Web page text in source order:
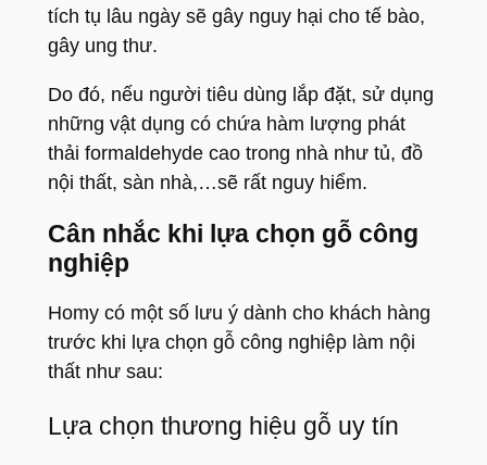
tích tụ lâu ngày sẽ gây nguy hại cho tế bào,
gây ung thư.
Do đó, nếu người tiêu dùng lắp đặt, sử dụng
những vật dụng có chứa hàm lượng phát
thải formaldehyde cao trong nhà như tủ, đồ
nội thất, sàn nhà,…sẽ rất nguy hiểm.
Cân nhắc khi lựa chọn gỗ công
nghiệp
Homy có một số lưu ý dành cho khách hàng
trước khi lựa chọn gỗ công nghiệp làm nội
thất như sau:
Lựa chọn thương hiệu gỗ uy tín